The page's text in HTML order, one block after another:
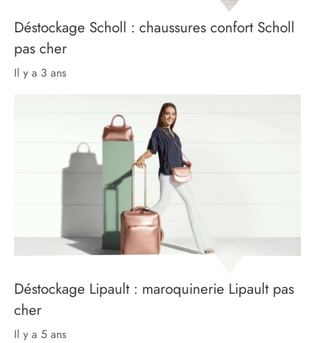
Déstockage Scholl : chaussures confort Scholl
pas cher
il y a 3 ans
Déstockage Lipault : maroquinerie Lipault pas
cher
il y a 5 ans